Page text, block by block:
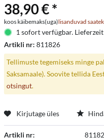
38,90 € *
koos käibemaks(uga)lisanduvad
1 sofort verfügbar. Lieferzeit
Artikli nr: 811826
Tellimuste tegemiseks minge
Saksamaale). Soovite tellida
otsingut.
Kirjutage üles
Artikli nr: